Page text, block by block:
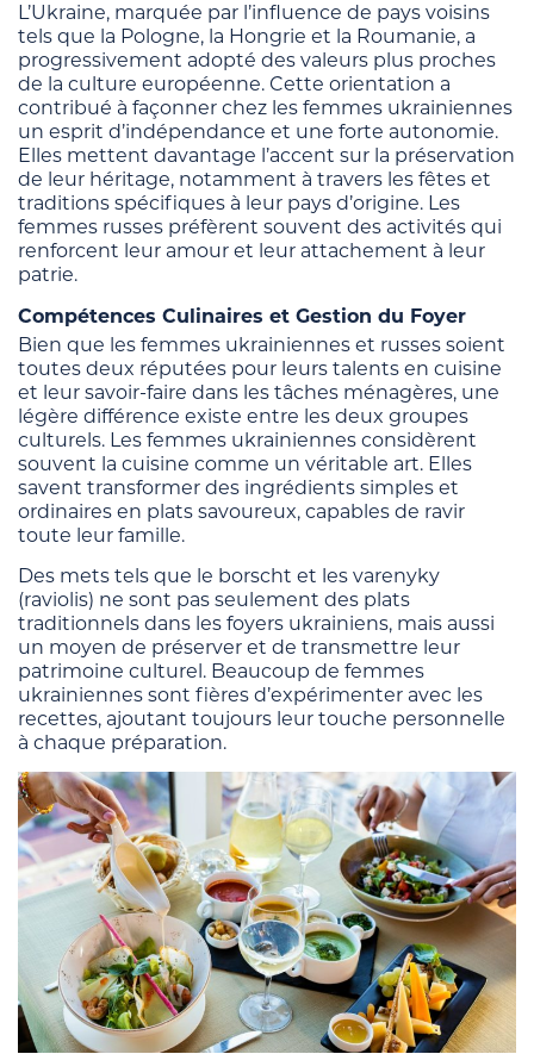
L’Ukraine, marquée par l’influence de pays voisins
tels que la Pologne, la Hongrie et la Roumanie, a
progressivement adopté des valeurs plus proches
de la culture européenne. Cette orientation a
contribué à façonner chez les femmes ukrainiennes
un esprit d’indépendance et une forte autonomie.
Elles mettent davantage l’accent sur la préservation
de leur héritage, notamment à travers les fêtes et
traditions spécifiques à leur pays d’origine. Les
femmes russes préfèrent souvent des activités qui
renforcent leur amour et leur attachement à leur
patrie.
Compétences Culinaires et Gestion du Foyer
Bien que les femmes ukrainiennes et russes soient
toutes deux réputées pour leurs talents en cuisine
et leur savoir-faire dans les tâches ménagères, une
légère différence existe entre les deux groupes
culturels. Les femmes ukrainiennes considèrent
souvent la cuisine comme un véritable art. Elles
savent transformer des ingrédients simples et
ordinaires en plats savoureux, capables de ravir
toute leur famille.
Des mets tels que le borscht et les varenyky
(raviolis) ne sont pas seulement des plats
traditionnels dans les foyers ukrainiens, mais aussi
un moyen de préserver et de transmettre leur
patrimoine culturel. Beaucoup de femmes
ukrainiennes sont fières d’expérimenter avec les
recettes, ajoutant toujours leur touche personnelle
à chaque préparation.